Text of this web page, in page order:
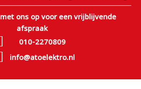
ons op voor een vrijblijvende
afspraak
010-2270809
info@atoelektro.nl